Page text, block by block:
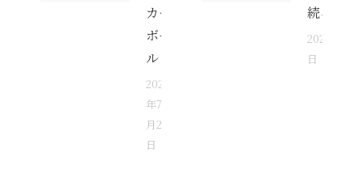
カー
ボー
ル
2026
年7
月24
日
続々誕生
2026年7月
日